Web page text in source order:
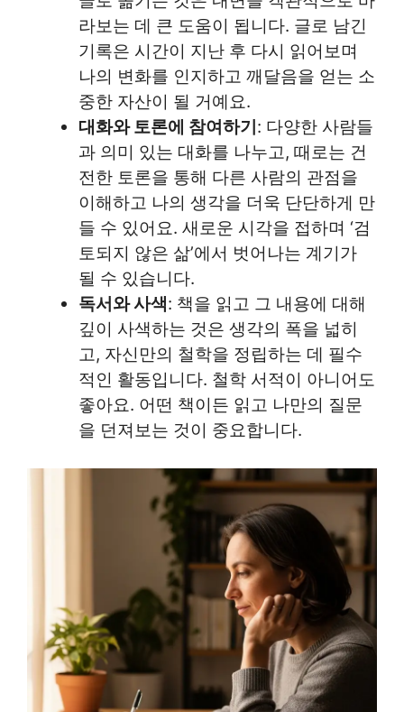
라보는 데 큰 도움이 됩니다. 글로 남긴
기록은 시간이 지난 후 다시 읽어보며
나의 변화를 인지하고 깨달음을 얻는 소
중한 자산이 될 거예요.
대화와 토론에 참여하기: 다양한 사람들
과 의미 있는 대화를 나누고, 때로는 건
전한 토론을 통해 다른 사람의 관점을
이해하고 나의 생각을 더욱 단단하게 만
들 수 있어요. 새로운 시각을 접하며 ‘검
토되지 않은 삶’에서 벗어나는 계기가
될 수 있습니다.
독서와 사색: 책을 읽고 그 내용에 대해
깊이 사색하는 것은 생각의 폭을 넓히
고, 자신만의 철학을 정립하는 데 필수
적인 활동입니다. 철학 서적이 아니어도
좋아요. 어떤 책이든 읽고 나만의 질문
을 던져보는 것이 중요합니다.